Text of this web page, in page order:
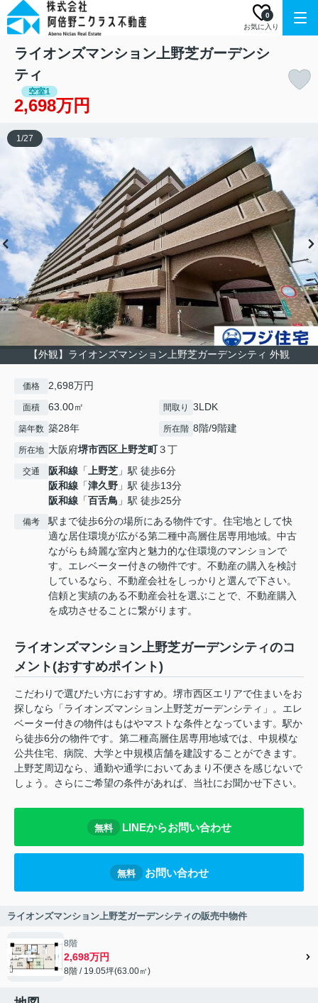
お気に入り
0
ライオンズマンション上野芝ガーデンシ
ティ
空室1
2,698万円
【外観】ライオンズマンション上野芝ガーデンシティ 外観
1/27
価格 2,698万円
面積 63.00㎡ 間取り 3LDK
築年数 築28年 所在階 8階/9階建
所在地 大阪府堺市西区上野芝町３丁
交通 阪和線 「上野芝 」駅 徒歩6分
阪和線 「津久野 」駅 徒歩13分
阪和線 「百舌鳥 」駅 徒歩25分
備考
駅まで徒歩6分の場所にある物件です。住宅地として快
適な居住環境が広がる第二種中高層住居専用地域。中古
ながらも綺麗な室内と魅力的な住環境のマンションで
す。エレベーター付きの物件です。不動産の購入を検討
しているなら、不動産会社をしっかりと選んで下さい。
信頼と実績のある不動産会社を選ぶことで、不動産購入
を成功させることに繋がります。
ライオンズマンション上野芝ガーデンシティのコ
メント(おすすめポイント)
こだわりで選びたい方におすすめ。堺市西区エリアで住まいをお
探しなら「ライオンズマンション上野芝ガーデンシティ」。エレ
ベーター付きの物件はもはやマストな条件となっています。駅か
ら徒歩6分の物件です。第二種高層住居専用地域では、中規模な
公共住宅、病院、大学と中規模店舗を建設することができます。
上野芝周辺なら、通勤や通学においてあまり不便さを感じないで
しょう。さらにご希望の条件があれば、当社にお聞かせ下さい。
無料 LINEからお問い合わせ
無料 お問い合わせ
ライオンズマンション上野芝ガーデンシティの販売中物件
8階
2,698万円
8階 / 19.05坪(63.00㎡)